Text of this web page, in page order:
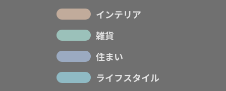
インテリア
雑貨
住まい
ライフスタイル